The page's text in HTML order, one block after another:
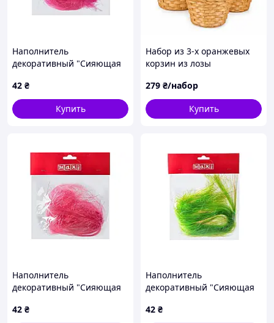
Наполнитель
декоративный "Сияющая
42 ₴
Купить
Набор из 3-х оранжевых
корзин из лозы
279 ₴/набор
Купить
Наполнитель
декоративный "Сияющая
42 ₴
Наполнитель
декоративный "Сияющая
42 ₴